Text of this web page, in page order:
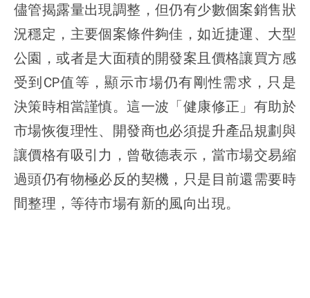
儘管揭露量出現調整，但仍有少數個案銷售狀
況穩定，主要個案條件夠佳，如近捷運、大型
公園，或者是大面積的開發案且價格讓買方感
受到CP值等，顯示市場仍有剛性需求，只是
決策時相當謹慎。這一波「健康修正」有助於
市場恢復理性、開發商也必須提升產品規劃與
讓價格有吸引力，曾敬德表示，當市場交易縮
過頭仍有物極必反的契機，只是目前還需要時
間整理，等待市場有新的風向出現。